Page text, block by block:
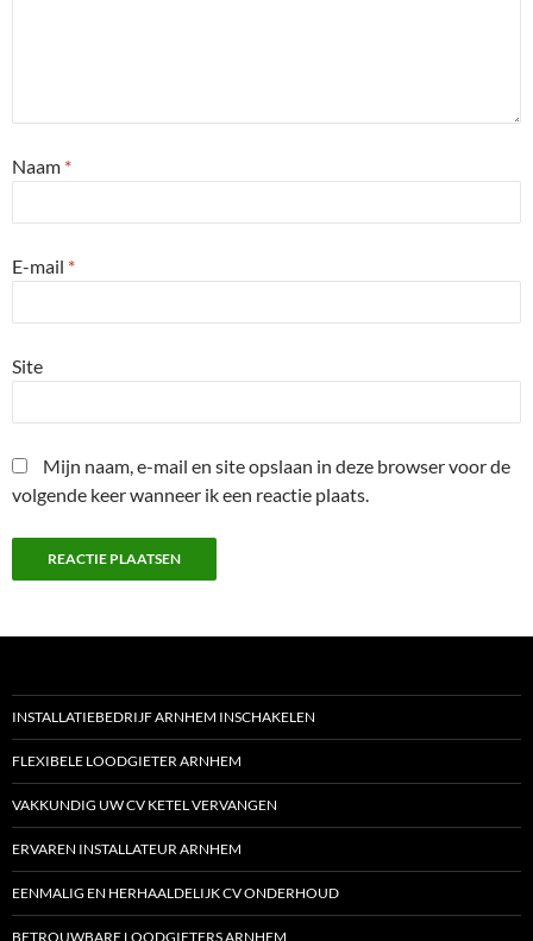
Naam *
E-mail *
Site
Mijn naam, e-mail en site opslaan in deze browser voor de
volgende keer wanneer ik een reactie plaats.
INSTALLATIEBEDRIJF ARNHEM INSCHAKELEN
FLEXIBELE LOODGIETER ARNHEM
VAKKUNDIG UW CV KETEL VERVANGEN
ERVAREN INSTALLATEUR ARNHEM
EENMALIG EN HERHAALDELIJK CV ONDERHOUD
BETROUWBARE LOODGIETERS ARNHEM